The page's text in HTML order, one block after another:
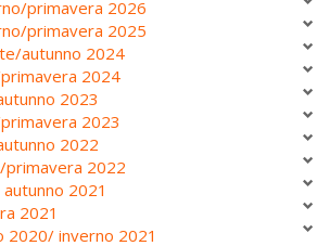
primavera 2026
primavera 2025
autunno 2024
2024
2023
2023
2022
2022
2021
2021
2020/ inverno 2021